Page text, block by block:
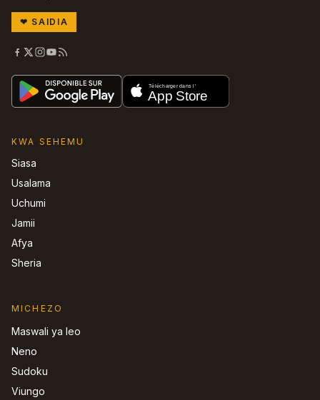
❤ SAIDIA
KWA SEHEMU
Siasa
Usalama
Uchumi
Jamii
Afya
Sheria
MICHEZO
Maswali ya leo
Neno
Sudoku
Viungo